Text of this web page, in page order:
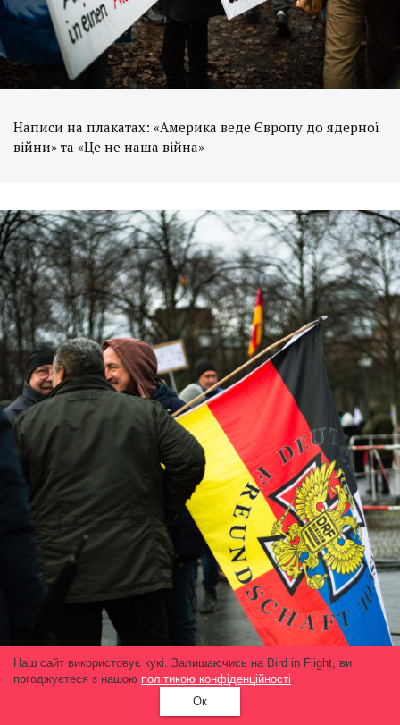
Написи на плакатах: «Америка веде Європу до ядерної
війни» та «Це не наша війна»
Наш сайт використовує кукі. Залишаючись на Bird in Flight, ви
погоджуєтеся з нашою політикою конфіденційності.
Ок